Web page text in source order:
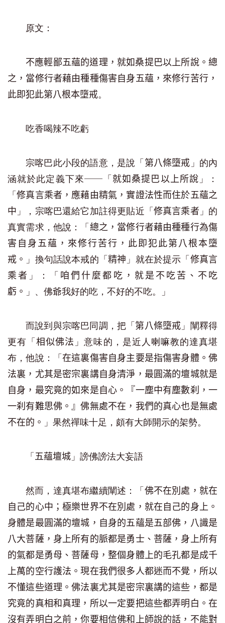
原文：
不應輕鄙五蘊的道理，就如桑提巴以上所說。總
之，當修行者藉由種種傷害自身五蘊，來修行苦行，
此即犯此第八根本墮戒。
吃香喝辣不吃虧
宗喀巴此小段的語意，是說「 第八條墮戒 」的內
涵就於此定義下來──「 就如桑提巴以上所說 」：
「修真言乘者，應藉由精氣，實證法性而住於五蘊之
中 」，宗喀巴還給它加註得更貼近「 修真言乘者 」的
真實需求，他說：「 總之，當修行者藉由種種行為傷
害自身五蘊，來修行苦行，此即犯此第八根本墮
戒。 」換句話說本戒的「精神 」就在於提示「 修真言
乘者 」：「 咱們什麼都吃，就是不吃苦、不吃
虧。 」、佛爺我好的吃，不好的不吃。」
而說到與宗喀巴同調，把「 第八條墮戒 」闡釋得
更有「相似佛法 」意味的，是近人喇嘛教的達真堪
布，他說：「在這裏傷害自身主要是指傷害身體。佛
法裏，尤其是密宗裏講自身清淨，最圓滿的壇城就是
自身，最究竟的如來是自心。『一塵中有塵數刹，一
一刹有難思佛。』佛無處不在，我們的真心也是無處
不在的。 」果然禪味十足，頗有大師開示的架勢。
「 五蘊壇城 」謗佛謗法大妄語
然而，達真堪布繼續闡述：「 佛不在別處，就在
自己的心中；極樂世界不在別處，就在自己的身上。
身體是最圓滿的壇城，自身的五蘊是五部佛，八識是
八大菩薩，身上所有的脈都是勇士、菩薩，身上所有
的氣都是勇母、菩薩母，整個身體上的毛孔都是成千
上萬的空行護法。現在我們很多人都迷而不覺，所以
不懂這些道理。佛法裏尤其是密宗裏講的這些，都是
究竟的真相和真理，所以一定要把這些都弄明白。在
沒有弄明白之前，你要相信佛和上師說的話，不能對